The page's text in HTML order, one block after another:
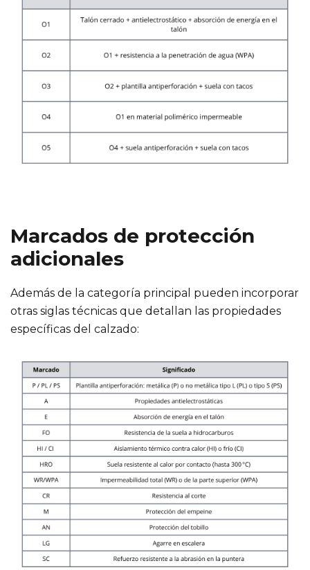
Marcados de protección
adicionales
Además de la categoría principal pueden incorporar
otras siglas técnicas que detallan las propiedades
específicas del calzado: